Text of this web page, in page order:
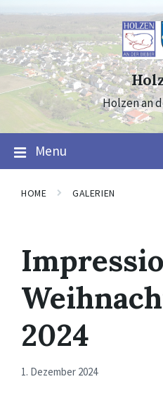
to
content
to
navigation
to
footer
Holzen an
Menu
HOME GALERIEN
2024
1. Dezember 2024